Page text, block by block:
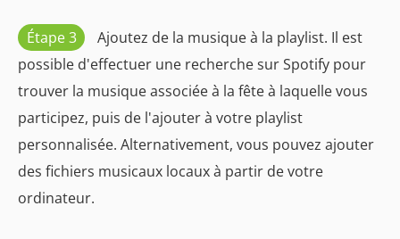
Étape 3
Ajoutez de la musique à la playlist. Il est
possible d'effectuer une recherche sur Spotify pour
trouver la musique associée à la fête à laquelle vous
participez, puis de l'ajouter à votre playlist
personnalisée. Alternativement, vous pouvez ajouter
des fichiers musicaux locaux à partir de votre
ordinateur.